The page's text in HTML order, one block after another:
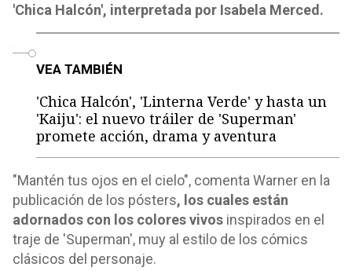
'Chica Halcón', interpretada por Isabela Merced.
VEA TAMBIÉN
'Chica Halcón', 'Linterna Verde' y hasta un
'Kaiju': el nuevo tráiler de 'Superman'
promete acción, drama y aventura
"Mantén tus ojos en el cielo", comenta Warner en la
publicación de los pósters, los cuales están
adornados con los colores vivos inspirados en el
traje de 'Superman', muy al estilo de los cómics
clásicos del personaje.